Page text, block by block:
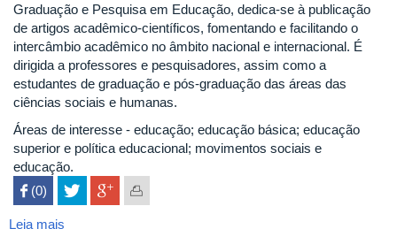
Graduação e Pesquisa em Educação, dedica-se à publicação
de artigos acadêmico-científicos, fomentando e facilitando o
intercâmbio acadêmico no âmbito nacional e internacional. É
dirigida a professores e pesquisadores, assim como a
estudantes de graduação e pós-graduação das áreas das
ciências sociais e humanas.
Áreas de interesse - educação; educação básica; educação
superior e política educacional; movimentos sociais e
educação.
 (0)
Leia mais